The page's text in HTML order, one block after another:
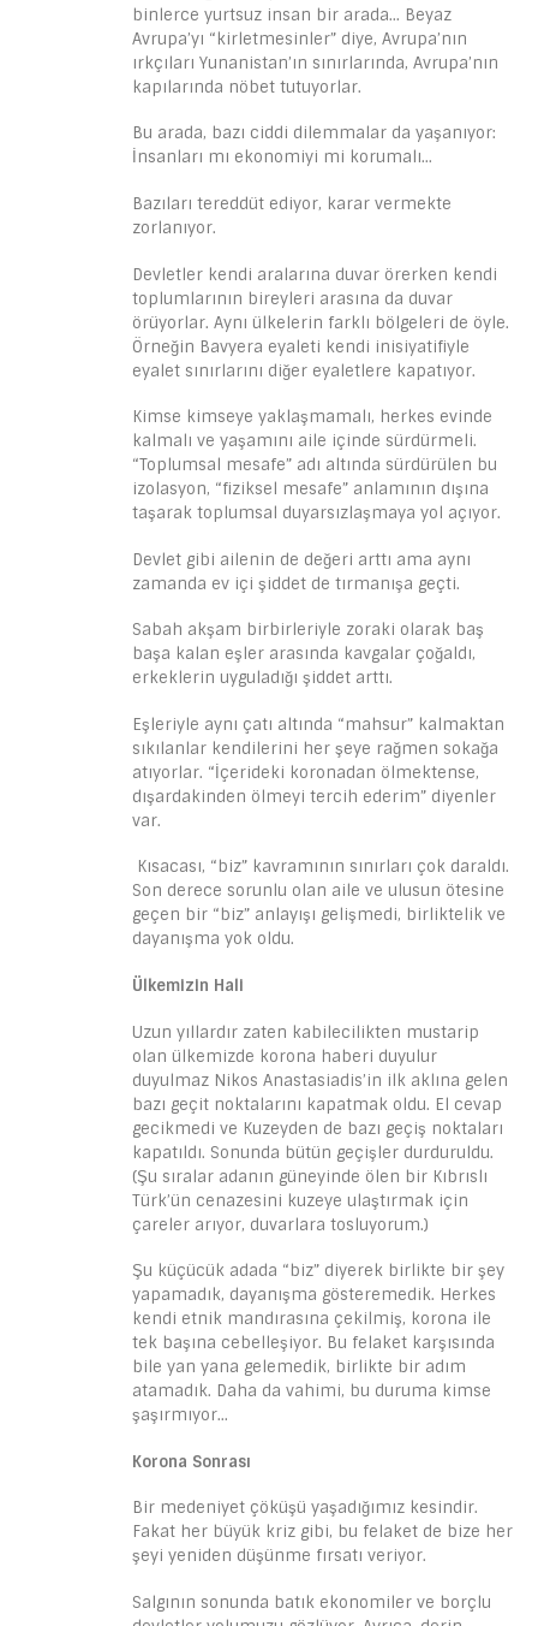
binlerce yurtsuz insan bir arada… Beyaz
Avrupa’yı “kirletmesinler” diye, Avrupa’nın
ırkçıları Yunanistan’ın sınırlarında, Avrupa’nın
kapılarında nöbet tutuyorlar.
Bu arada, bazı ciddi dilemmalar da yaşanıyor:
İnsanları mı ekonomiyi mi korumalı…
Bazıları tereddüt ediyor, karar vermekte
zorlanıyor.
Devletler kendi aralarına duvar örerken kendi
toplumlarının bireyleri arasına da duvar
örüyorlar. Aynı ülkelerin farklı bölgeleri de öyle.
Örneğin Bavyera eyaleti kendi inisiyatifiyle
eyalet sınırlarını diğer eyaletlere kapatıyor.
Kimse kimseye yaklaşmamalı, herkes evinde
kalmalı ve yaşamını aile içinde sürdürmeli.
“Toplumsal mesafe” adı altında sürdürülen bu
izolasyon, “fiziksel mesafe” anlamının dışına
taşarak toplumsal duyarsızlaşmaya yol açıyor.
Devlet gibi ailenin de değeri arttı ama aynı
zamanda ev içi şiddet de tırmanışa geçti.
Sabah akşam birbirleriyle zoraki olarak baş
başa kalan eşler arasında kavgalar çoğaldı,
erkeklerin uyguladığı şiddet arttı.
Eşleriyle aynı çatı altında “mahsur” kalmaktan
sıkılanlar kendilerini her şeye rağmen sokağa
atıyorlar. “İçerideki koronadan ölmektense,
dışardakinden ölmeyi tercih ederim” diyenler
var.
Kısacası, “biz” kavramının sınırları çok daraldı.
Son derece sorunlu olan aile ve ulusun ötesine
geçen bir “biz” anlayışı gelişmedi, birliktelik ve
dayanışma yok oldu.
Ülkemizin Hali
Uzun yıllardır zaten kabilecilikten mustarip
olan ülkemizde korona haberi duyulur
duyulmaz Nikos Anastasiadis’in ilk aklına gelen
bazı geçit noktalarını kapatmak oldu. El cevap
gecikmedi ve Kuzeyden de bazı geçiş noktaları
kapatıldı. Sonunda bütün geçişler durduruldu.
(Şu sıralar adanın güneyinde ölen bir Kıbrıslı
Türk’ün cenazesini kuzeye ulaştırmak için
çareler arıyor, duvarlara tosluyorum.)
Şu küçücük adada “biz” diyerek birlikte bir şey
yapamadık, dayanışma gösteremedik. Herkes
kendi etnik mandırasına çekilmiş, korona ile
tek başına cebelleşiyor. Bu felaket karşısında
bile yan yana gelemedik, birlikte bir adım
atamadık. Daha da vahimi, bu duruma kimse
şaşırmıyor…
Korona Sonrası
Bir medeniyet çöküşü yaşadığımız kesindir.
Fakat her büyük kriz gibi, bu felaket de bize her
şeyi yeniden düşünme fırsatı veriyor.
Salgının sonunda batık ekonomiler ve borçlu